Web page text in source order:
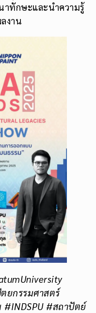
ทักษะและนำความรู้
งาน
ยกรรมศาสตร์
#INDSPU #สถาปัตย์